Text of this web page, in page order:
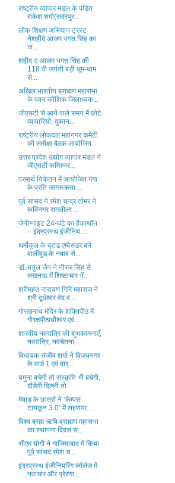
राष्ट्रीय व्यापार मंडल के पंडित
राकेश शर्मा(सदरपुर...
लोक शिक्षण अभियान ट्रस्ट
नेशहीदे आजम भगत सिंह का
ज...
शहीद-ए-आजम भगत सिंह की
118 वी जयंती बड़ी धूम-धाम
से...
अखिल भारतीय ब्राह्मण महासभा
के पवन कौशिक जिलाध्यक...
जीएसटी से आने वाले समय में छोटे
व्यापारियों, दुकान...
राष्ट्रीय लोकदल महानगर कमेटी
की समीक्षा बैठक आयोजित
उत्तर प्रदेश उद्योग व्यापार मंडल ने
जीएसटी कमिश्नर...
परमार्थ निकेतन में आयोजित गंगा
के प्रति जागरूकता ...
पूर्व सांसद ने रमेश चन्द्र तोमर ने
कविनगर रामलीला ...
जेनीग्नाइट 24-घंटे का हैकाथॉन
– इंदरप्रस्थ इंजीनिय...
थर्मोकूल के ब्रांड एम्बेसडर बने
वालीवुड के नबाब से...
डॉ.अतुल जैन ने नीरज सिंह से
लखनऊ में शिष्टाचार भें...
श्रीमहंत नारायण गिरि महाराज ने
श्री दूधेश्वर वेद व...
गोरखनाथ मंदिर के शक्तिपीठ में
गोरक्षपीठाधीश्वर एवं...
शारदीय नवरात्रि की शुभकामनाएँ,
नवरात्रि, नवचेतना...
विधायक संजीव शर्मा ने विजयनगर
के वार्ड 1 एवं वार्...
यमुना बचेगी तो संस्कृति भी बचेगी,
दौडेगी दिल्ली तो...
मेवाड़ के छात्रों ने ‘कैम्पस
टायकून 3.0’ में लहराया...
विश्व ब्रह्म ऋषि ब्राह्मण महासभा
का स्थापना दिवस स...
सीएम योगी ने गाजियाबाद में किया
पूर्व सांसद रमेश च...
इंदरप्रस्थ इंजीनियरिंग कॉलेज में
नवाचार और प्रेरणा...